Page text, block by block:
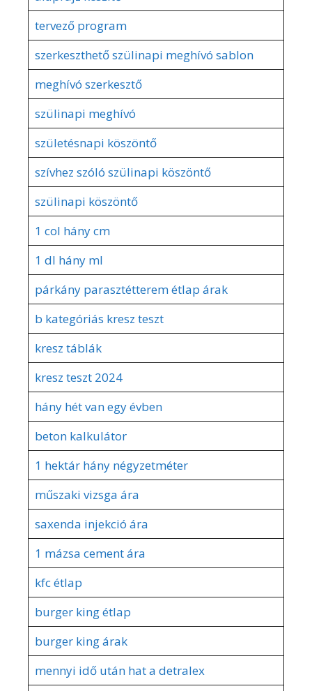
tervező program
szerkeszthető szülinapi meghívó sablon
meghívó szerkesztő
szülinapi meghívó
születésnapi köszöntő
szívhez szóló szülinapi köszöntő
szülinapi köszöntő
1 col hány cm
1 dl hány ml
párkány parasztétterem étlap árak
b kategóriás kresz teszt
kresz táblák
kresz teszt 2024
hány hét van egy évben
beton kalkulátor
1 hektár hány négyzetméter
műszaki vizsga ára
saxenda injekció ára
1 mázsa cement ára
kfc étlap
burger king étlap
burger king árak
mennyi idő után hat a detralex